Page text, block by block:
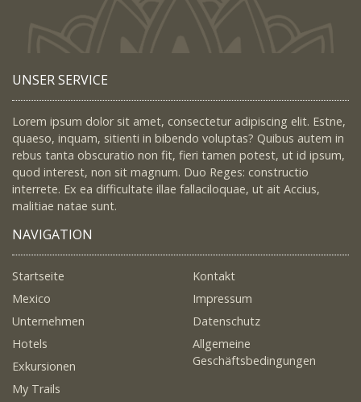
UNSER SERVICE
Lorem ipsum dolor sit amet, consectetur adipiscing elit. Estne,
quaeso, inquam, sitienti in bibendo voluptas? Quibus autem in
rebus tanta obscuratio non fit, fieri tamen potest, ut id ipsum,
quod interest, non sit magnum. Duo Reges: constructio
interrete. Ex ea difficultate illae fallaciloquae, ut ait Accius,
malitiae natae sunt.
NAVIGATION
Startseite
Mexico
Unternehmen
Hotels
Exkursionen
My Trails
Kontakt
Impressum
Datenschutz
Allgemeine
Geschäftsbedingungen